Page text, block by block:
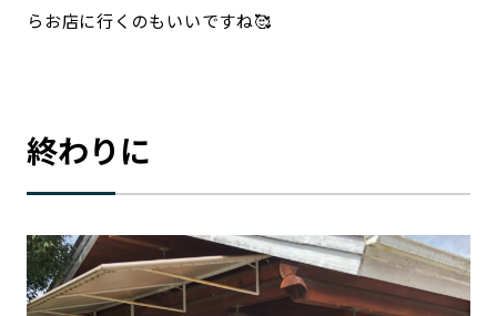
らお店に行くのもいいですね🥰
終わりに